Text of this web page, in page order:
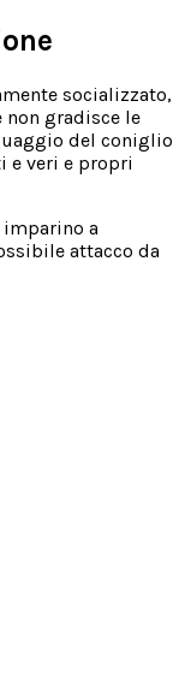
socializzato,
gradisce le
del coniglio
e veri e propri
a
attacco da